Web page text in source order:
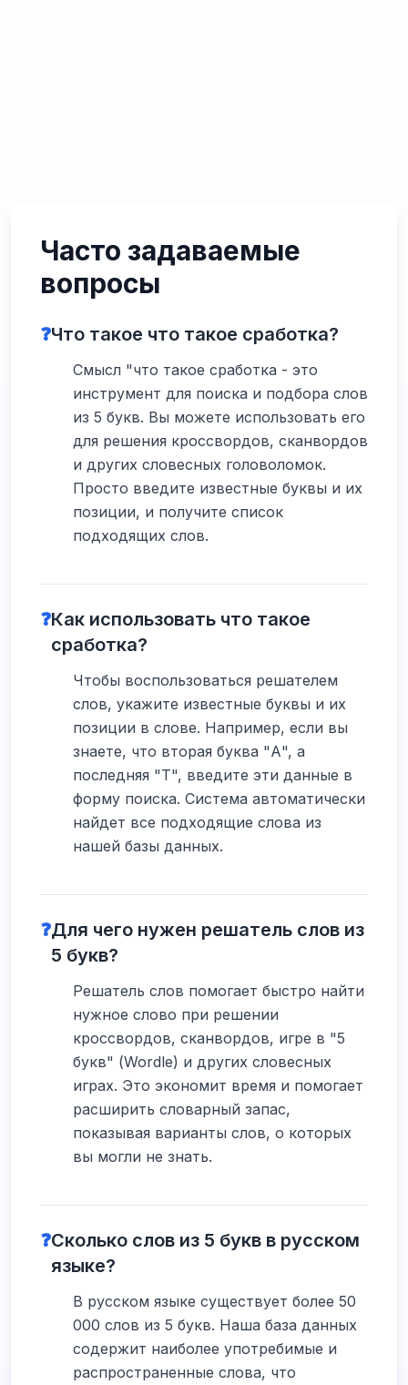
Часто задаваемые
вопросы
❓Что такое что такое сработка?
Смысл "что такое сработка - это
инструмент для поиска и подбора слов
из 5 букв. Вы можете использовать его
для решения кроссвордов, сканвордов
и других словесных головоломок.
Просто введите известные буквы и их
позиции, и получите список
подходящих слов.
❓Как использовать что такое
сработка?
Чтобы воспользоваться решателем
слов, укажите известные буквы и их
позиции в слове. Например, если вы
знаете, что вторая буква "А", а
последняя "Т", введите эти данные в
форму поиска. Система автоматически
найдет все подходящие слова из
нашей базы данных.
❓Для чего нужен решатель слов из
5 букв?
Решатель слов помогает быстро найти
нужное слово при решении
кроссвордов, сканвордов, игре в "5
букв" (Wordle) и других словесных
играх. Это экономит время и помогает
расширить словарный запас,
показывая варианты слов, о которых
вы могли не знать.
❓Сколько слов из 5 букв в русском
языке?
В русском языке существует более 50
000 слов из 5 букв. Наша база данных
содержит наиболее употребимые и
распространенные слова, что